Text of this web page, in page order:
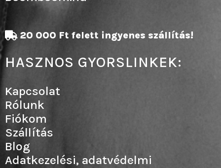
20 000 Ft felett ingyenes szállítás!
HASZNOS GYORSLINKEK:
Kapcsolat
Rólunk
Fiókom
Szállítás
Blog
Adatkezelési, adatvédelmi